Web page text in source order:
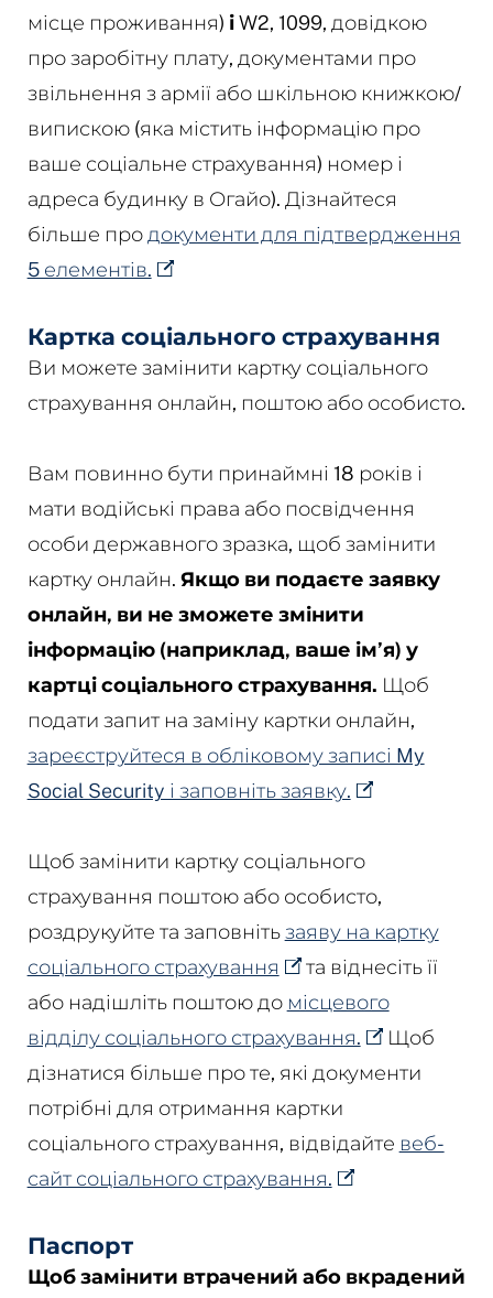
місце проживання) іW2, 1099, довідкою
про заробітну плату, документами про
звільнення з армії або шкільною книжкою/
випискою (яка містить інформацію про
ваше соціальне страхування) номер і
адреса будинку в Огайо). Дізнайтеся
більше про документи для підтвердження
5 елементів.
Картка соціального страхування
Ви можете замінити картку соціального
страхування онлайн, поштою або особисто.
Вам повинно бути принаймні 18 років і
мати водійські права або посвідчення
особи державного зразка, щоб замінити
картку онлайн. Якщо ви подаєте заявку
онлайн, ви не зможете змінити
інформацію (наприклад, ваше ім’я) у
картці соціального страхування. Щоб
подати запит на заміну картки онлайн,
зареєструйтеся в обліковому записі My
Social Security і заповніть заявку.
Щоб замінити картку соціального
страхування поштою або особисто,
роздрукуйте та заповнітьзаяву на картку
соціального страхування
та віднесіть її
або надішліть поштою до місцевого
відділу соціального страхування.
Щоб
дізнатися більше про те, які документи
потрібні для отримання картки
соціального страхування, відвідайте веб-
сайт соціального страхування.
Паспорт
Щоб замінити втрачений або вкрадений